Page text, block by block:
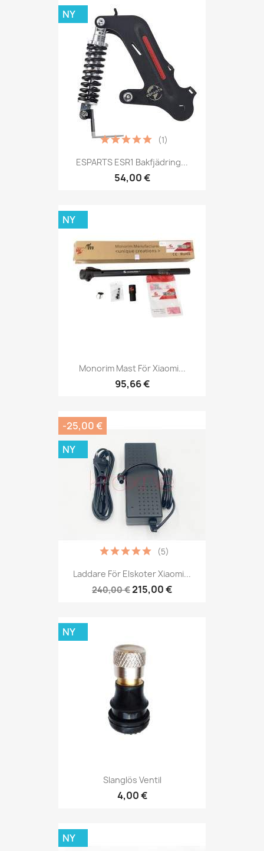
ESPARTS ESR1 Bakfjädring...
54,00 €
(1)
NY
Monorim Mast För Xiaomi...
95,66 €
NY
Laddare För Elskoter Xiaomi...
240,00 €215,00 €
(5)
-25,00 €
NY
Slanglös Ventil
4,00 €
NY
NY